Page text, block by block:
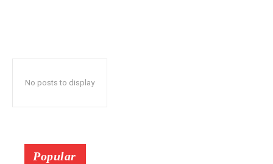
No posts to display
Popular